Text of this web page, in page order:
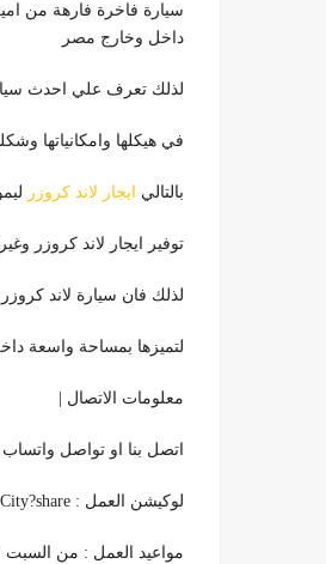
سيارة فاخرة فارهة من
داخل وخارج مصر
لذلك تعرف علي احدث سيارة لاند كروزر 2022 , بالتالي فانها تتميز عن
في هيكلها وامكانياتها
بالتالي ايجار لاند كروزر
توفير ايجار لاند كروزر
لذلك فان سيارة لاند كروزر تسع لعدد 7 من الافراد بكامل ارتياح
لتميزها بمساحة واسعة داخليا
معلومات الاتصال |
اتصل بنا او تواصل واتساب من
لوكيشن العمل : https://g.page/Ammar-Nasr-City?share
مواعيد العمل : من السبت